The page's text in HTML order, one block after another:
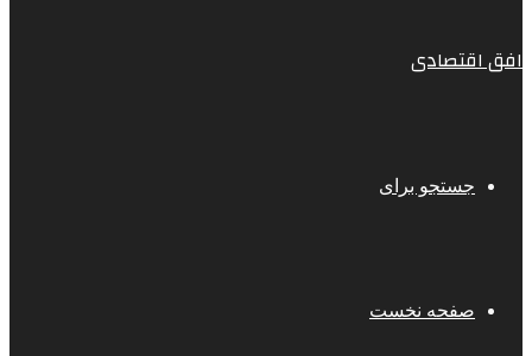
افق اقتصادی
جستجو برای
صفحه نخست